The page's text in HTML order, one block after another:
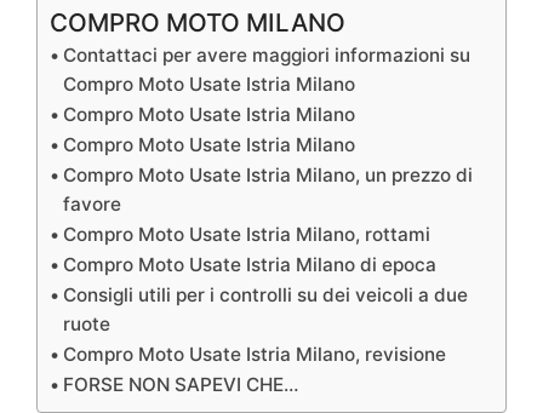
COMPRO MOTO MILANO
Contattaci per avere maggiori informazioni su
Compro Moto Usate Istria Milano
Compro Moto Usate Istria Milano
Compro Moto Usate Istria Milano
Compro Moto Usate Istria Milano, un prezzo di
favore
Compro Moto Usate Istria Milano, rottami
Compro Moto Usate Istria Milano di epoca
Consigli utili per i controlli su dei veicoli a due
ruote
Compro Moto Usate Istria Milano, revisione
FORSE NON SAPEVI CHE…